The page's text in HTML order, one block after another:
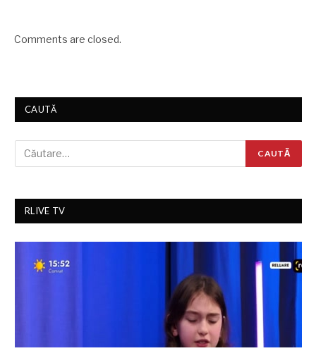
Comments are closed.
CAUTĂ
RLIVE TV